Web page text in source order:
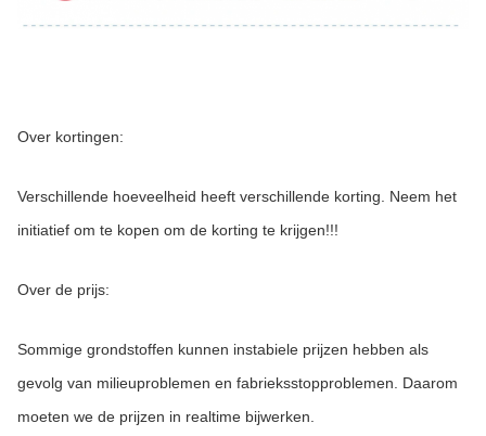
Over kortingen:
Verschillende hoeveelheid heeft verschillende korting. Neem het
initiatief om te kopen om de korting te krijgen!!!
Over de prijs:
Sommige grondstoffen kunnen instabiele prijzen hebben als
gevolg van milieuproblemen en fabrieksstopproblemen. Daarom
moeten we de prijzen in realtime bijwerken.